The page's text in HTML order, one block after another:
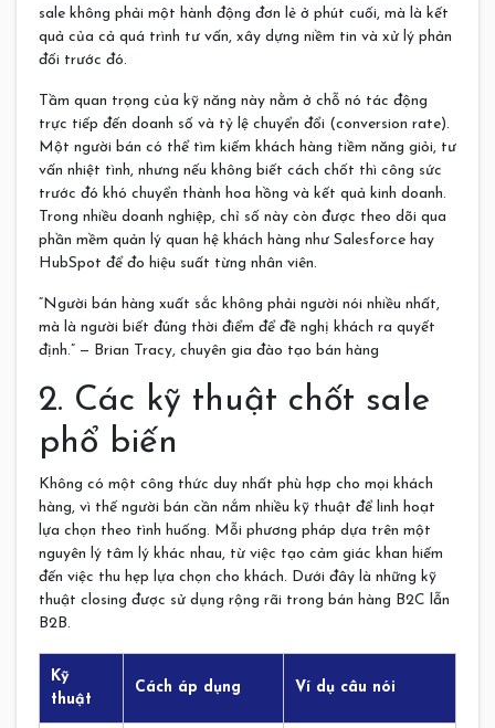
sale không phải một hành động đơn lẻ ở phút cuối, mà là kết
quả của cả quá trình tư vấn, xây dựng niềm tin và xử lý phản
đối trước đó.
Tầm quan trọng của kỹ năng này nằm ở chỗ nó tác động
trực tiếp đến doanh số và tỷ lệ chuyển đổi (conversion rate).
Một người bán có thể tìm kiếm khách hàng tiềm năng giỏi, tư
vấn nhiệt tình, nhưng nếu không biết cách chốt thì công sức
trước đó khó chuyển thành hoa hồng và kết quả kinh doanh.
Trong nhiều doanh nghiệp, chỉ số này còn được theo dõi qua
phần mềm quản lý quan hệ khách hàng như Salesforce hay
HubSpot để đo hiệu suất từng nhân viên.
“Người bán hàng xuất sắc không phải người nói nhiều nhất,
mà là người biết đúng thời điểm để đề nghị khách ra quyết
định.” — Brian Tracy, chuyên gia đào tạo bán hàng
2. Các kỹ thuật chốt sale
phổ biến
Không có một công thức duy nhất phù hợp cho mọi khách
hàng, vì thế người bán cần nắm nhiều kỹ thuật để linh hoạt
lựa chọn theo tình huống. Mỗi phương pháp dựa trên một
nguyên lý tâm lý khác nhau, từ việc tạo cảm giác khan hiếm
đến việc thu hẹp lựa chọn cho khách. Dưới đây là những kỹ
thuật closing được sử dụng rộng rãi trong bán hàng B2C lẫn
B2B.
Kỹ
thuật
Cách áp dụng Ví dụ câu nói